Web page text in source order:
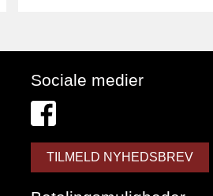
Sociale medier
TILMELD NYHEDSBREV